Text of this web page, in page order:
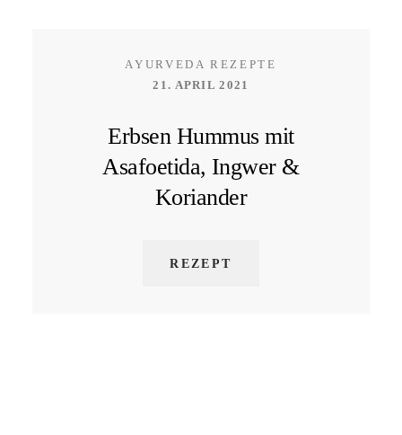
AYURVEDA REZEPTE
21. APRIL 2021
Erbsen Hummus mit
Asafoetida, Ingwer &
Koriander
REZEPT